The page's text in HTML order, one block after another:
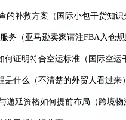
选择（不清楚的外贸人看过来）
么货物（国际空运干货知识分
选择（国际快递干货知识分享）
步骤（国际空运干货知识分享）
心区别（国际物流干货知识分享
的补救方案（国际小包干货知识
务（亚马逊卖家请注FBA入仓规
证明符合空运标准（国际空运
什么（不清楚的外贸人看过来）
递延资格如何提前布局（跨境物